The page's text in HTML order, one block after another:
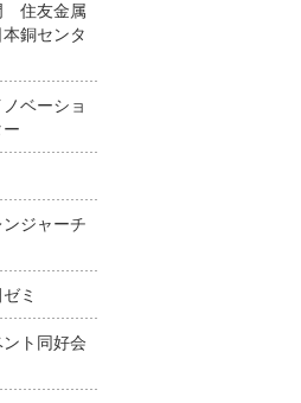
住友金属
銅センタ
ベーショ
ジャーチ
ミ
ト同好会